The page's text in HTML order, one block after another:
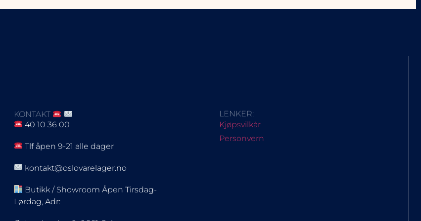
KONTAKT
40 10 36 00
Tlf åpen 9-21 alle dager
kontakt@oslovarelager.no
Butikk / Showroom Åpen Tirsdag-
Lørdag, Adr:
LENKER:
Kjøpsvilkår
Personvern